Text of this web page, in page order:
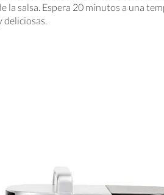
la salsa. Espera 20 minutos a una
deliciosas.